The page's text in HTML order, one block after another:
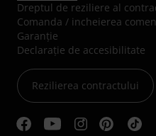
Dreptul de reziliere al
Comanda / incheierea
Garanție
Declarație de accesibilitate
Rezilierea contractului